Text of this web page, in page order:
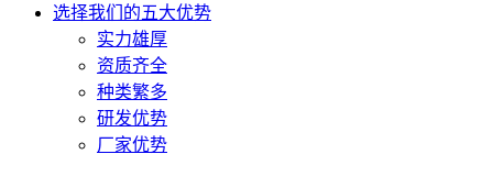
选择我们的五大优势
实力雄厚
资质齐全
种类繁多
研发优势
厂家优势